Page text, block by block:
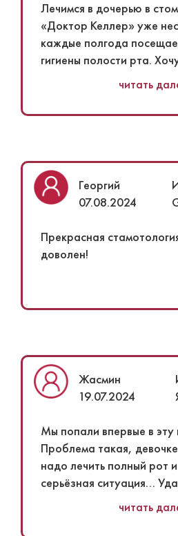
Лечимся в дочерью в
«Доктор Келлер» уже
каждые полгода
гигиены полости рта.
радостью ходит на
самого первого приема
или же лечить, или
страшно. Всегда
будет делать, а ребенок
кто-то говорит, что
то значит не уточняли
страха от обращения к
более зубы - это то, за
с детства!
читать
Георгий
07.08.2024
Прекрасная
доволен!
Жасмин
19.07.2024
Мы попали впервые в эту
Проблема такая,
надо лечить полный рот
серьёзная ситуация...
коронки, кариес. В
читать